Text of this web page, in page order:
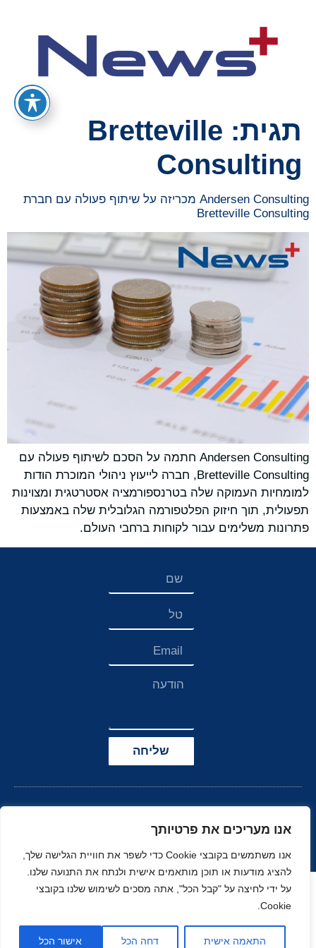
אנו מעריכים את פרטיותך
אנו משתמשים בקובצי Cookie כדי לשפר את חוויית הגלישה שלך,
להציג מודעות או תוכן מותאמים אישית ולנתח את התנועה שלנו.
על ידי לחיצה על "קבל הכל", אתה מסכים לשימוש שלנו בקובצי
Cookie.
התאמה אישית דחה הכל אישור הכל
תגית: Bretteville
Consulting
Andersen Consulting מכריזה על שיתוף פעולה עם חברת
Bretteville Consulting
‏‏Andersen Consulting חתמה על הסכם לשיתוף פעולה עם
Bretteville Consulting, חברה לייעוץ ניהולי המוכרת הודות
למומחיות העמוקה שלה בטרנספורמציה אסטרטגית ומצוינות
תפעולית, תוך חיזוק הפלטפורמה הגלובלית שלה באמצעות
פתרונות משלימים עבור לקוחות ברחבי העולם.
שליחה
הצהרת נגישות
נוי
MOONART